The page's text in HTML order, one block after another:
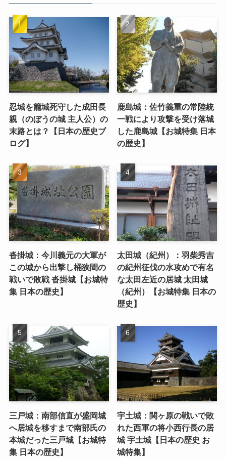
忍城を籠城死守した成田長
親（のぼうの城 主人公）の
末路とは？【日本の歴史ブ
ログ】
鹿島城：佐竹義重の常陸統
一戦により攻撃を受け落城
した鹿島城【お城特集 日本
の歴史】
沓掛城：今川義元の大軍が
この城から出撃し桶狭間の
戦いで敗戦 沓掛城【お城特
集 日本の歴史】
太田城（紀州）：羽柴秀吉
の紀州征伐の水攻めで有名
な太田左近の居城 太田城
（紀州）【お城特集 日本の
歴史】
三戸城：南部信直が盛岡城
へ居城を移すまで南部氏の
本城だった三戸城【お城特
集 日本の歴史】
宇土城：関ヶ原の戦いで敗
れた西軍の将小西行長の居
城 宇土城【日本の歴史 お
城特集】